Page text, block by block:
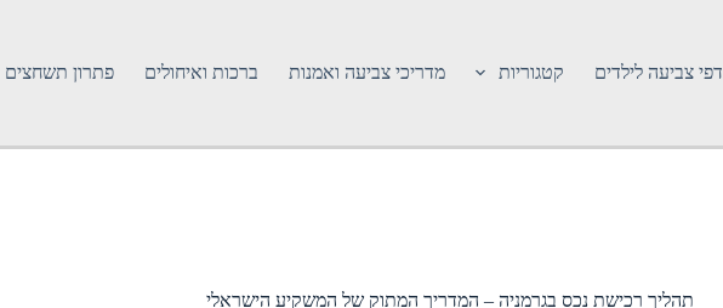
דפי צביעה לילדים קטגוריות מדריכי צביעה ואמנות ברכות ואיחולים פתרון תשחצים
תהליך רכישת נכס בגרמניה – המדריך המתוק של המשקיע הישראלי